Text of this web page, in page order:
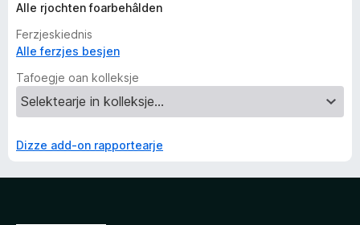
Alle rjochten foarbehâlden
Ferzjeskiednis
Alle ferzjes besjen
Tafoegje oan kolleksje
Dizze add-on rapportearje